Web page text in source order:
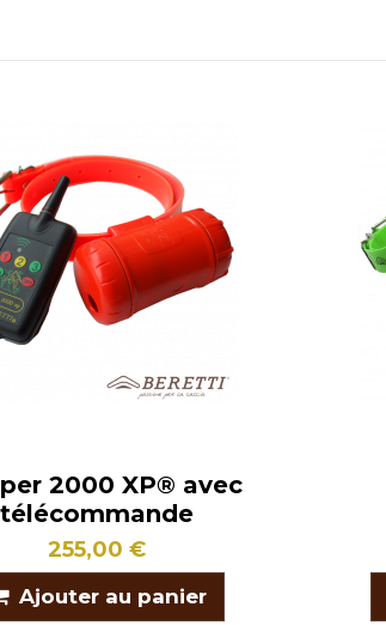
2000 XP® avec
télécommande
255,00 €
Ajouter au panier